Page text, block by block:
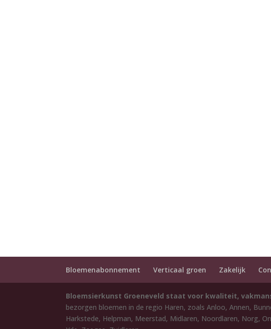
Bloemenabonnement Verticaal groen Zakelijk
Bloemsierkunst Groeneveld staat voor kwaliteit,
bezorgen bloemen in de regio Haren, zoals Anloo, Annen,
Harkstede, Helpman, Meerstad, Midlaren, Noordlaren, Norg,